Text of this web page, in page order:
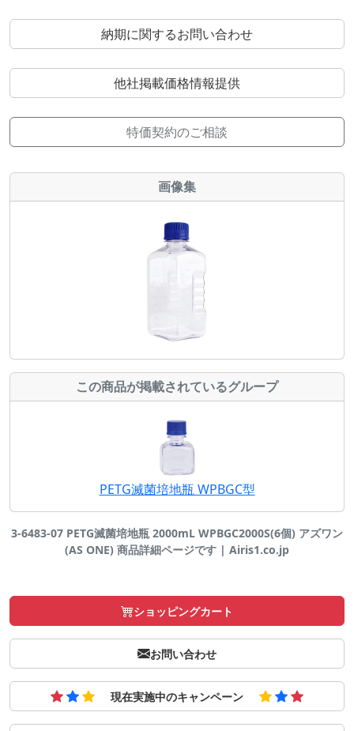
納期に関するお問い合わせ
他社掲載価格情報提供
特価契約のご相談
画像集
この商品が掲載されているグループ
PETG滅菌培地瓶 WPBGC型
3-6483-07 PETG滅菌培地瓶 2000mL WPBGC2000S(6個) アズワン
(AS ONE) 商品詳細ページです | Airis1.co.jp
ショッピングカート
お問い合わせ
現在実施中のキャンペーン